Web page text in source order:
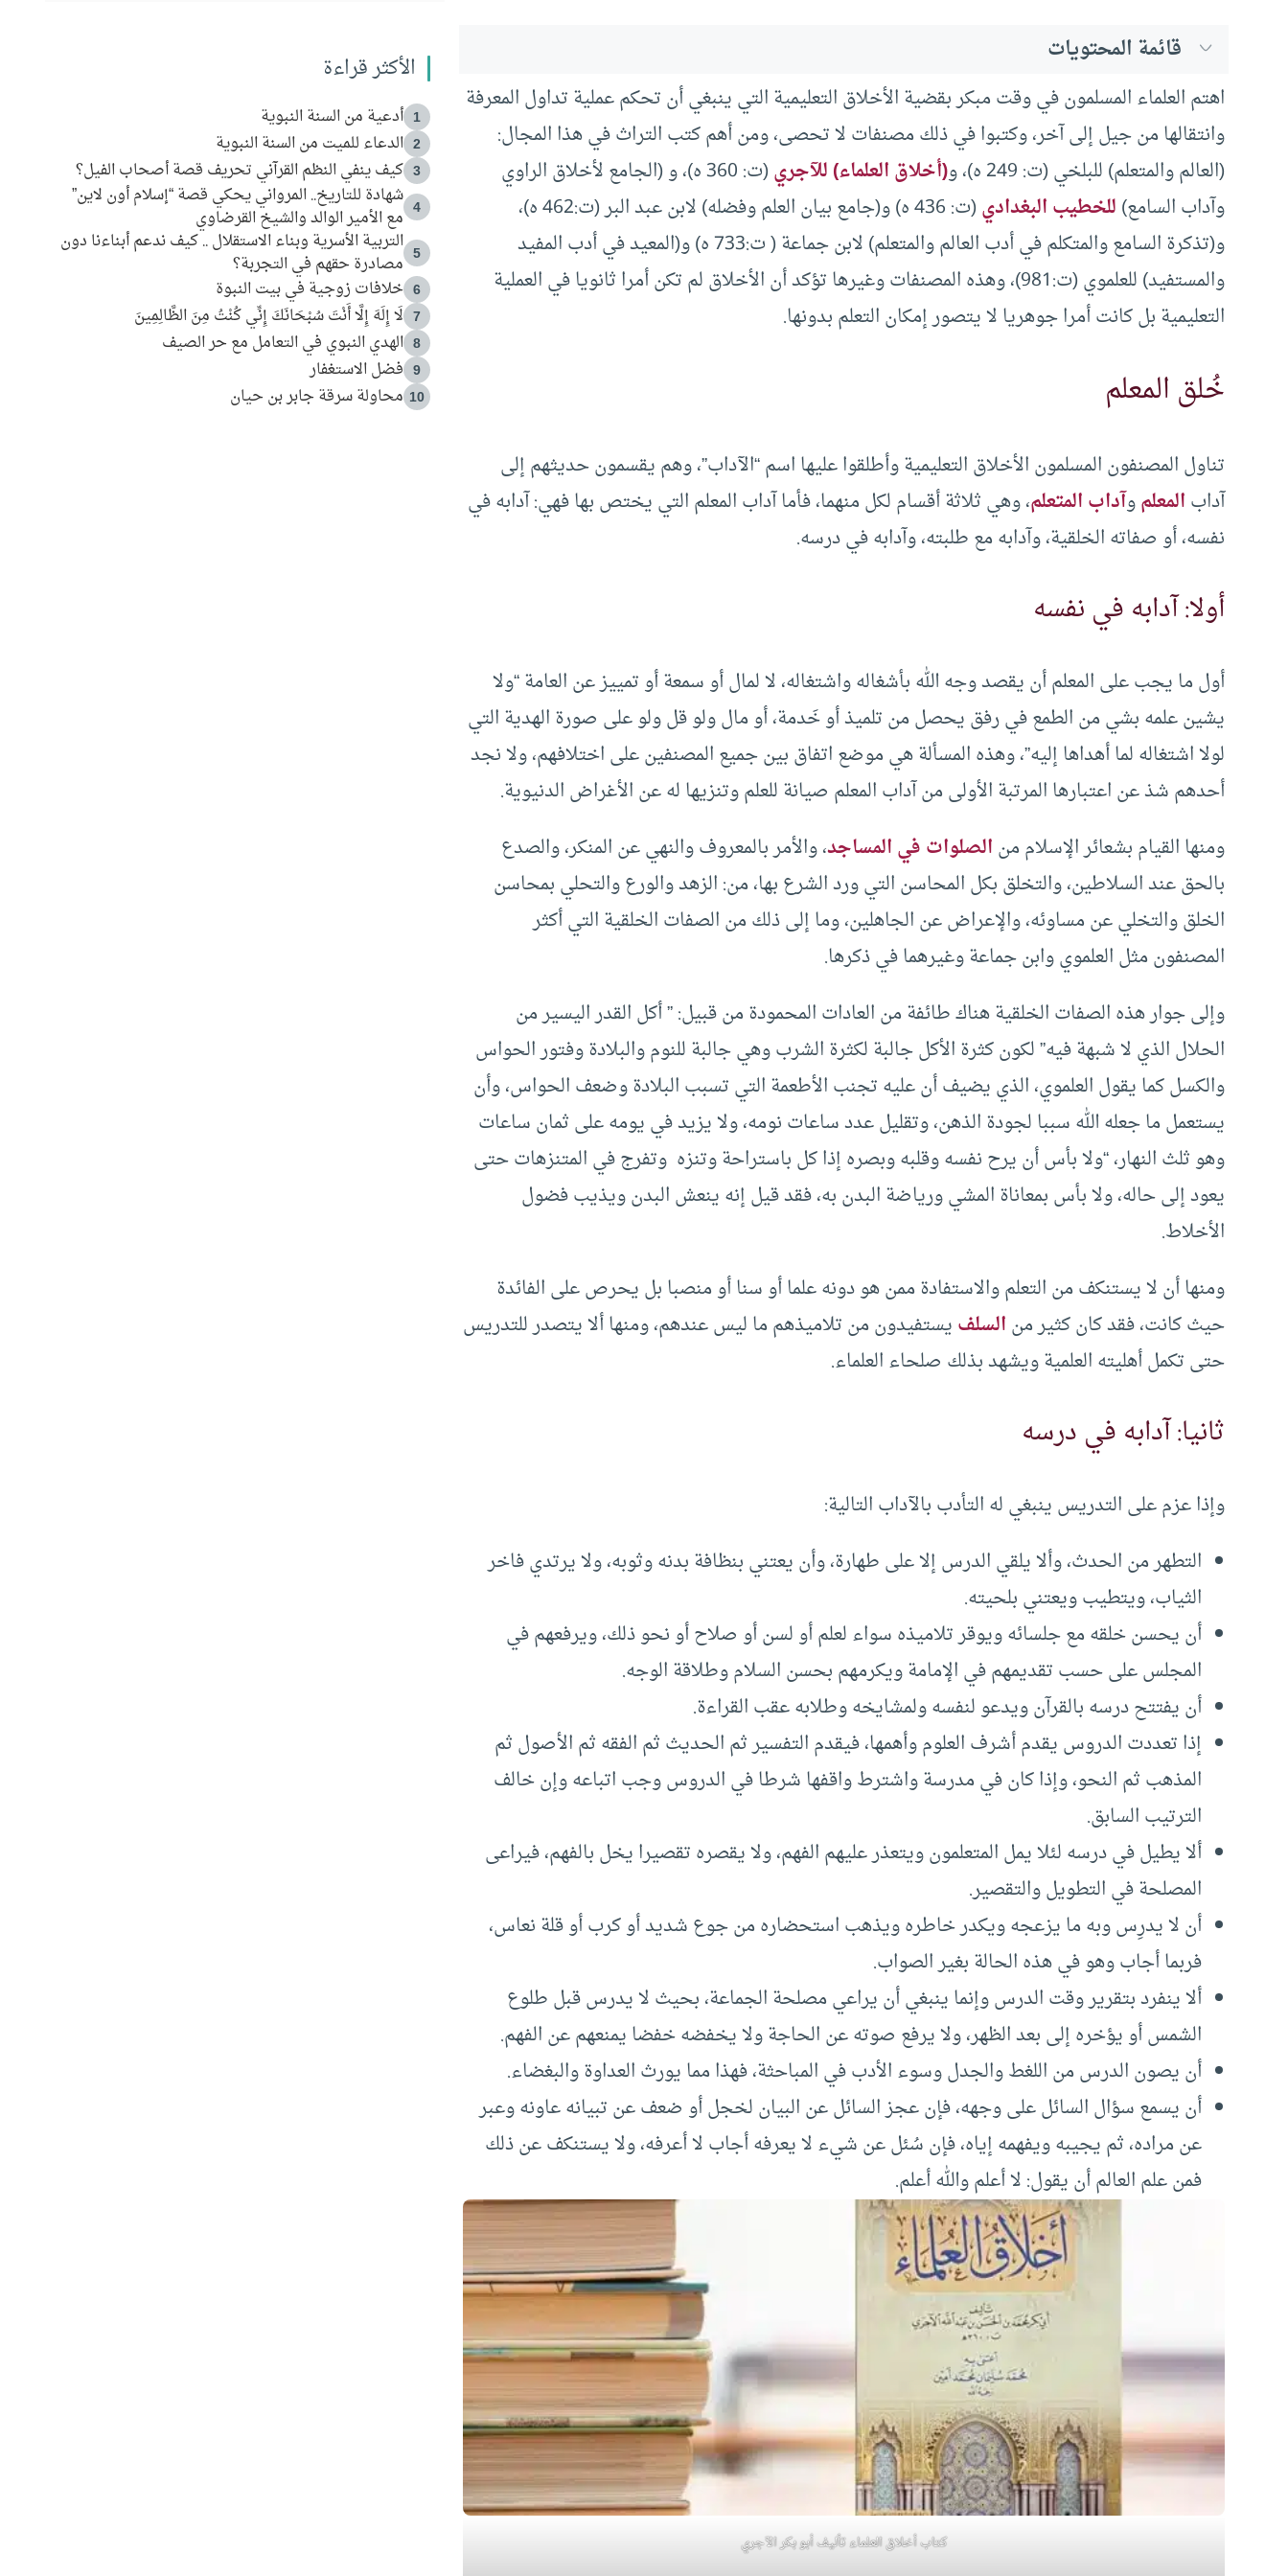
قائمة المحتويات
اهتم العلماء المسلمون في وقت مبكر بقضية الأخلاق التعليمية التي ينبغي أن تحكم عملية تداول المعرفة
وانتقالها من جيل إلى آخر، وكتبوا في ذلك مصنفات لا تحصى، ومن أهم كتب التراث في هذا المجال:
(العالم والمتعلم) للبلخي (ت: 249 ه)، و
(أخلاق العلماء) للآجري
(ت: 360 ه)، و (الجامع لأخلاق الراوي
وآداب السامع)للخطيب البغدادي
(ت: 436 ه) و(جامع بيان العلم وفضله) لابن عبد البر (ت:462 ه)،
و(تذكرة السامع والمتكلم في أدب العالم والمتعلم) لابن جماعة ( ت:733 ه) و(المعيد في أدب المفيد
والمستفيد) للعلموي (ت:981)، وهذه المصنفات وغيرها تؤكد أن الأخلاق لم تكن أمرا ثانويا في العملية
التعليمية بل كانت أمرا جوهريا لا يتصور إمكان التعلم بدونها.
خُلق المعلم
تناول المصنفون المسلمون الأخلاق التعليمية وأطلقوا عليها اسم “الآداب”، وهم يقسمون حديثهم إلى
آدابالمعلموآداب المتعلم، وهي ثلاثة أقسام لكل منهما، فأما آداب المعلم التي يختص بها فهي: آدابه في
نفسه، أو صفاته الخلقية، وآدابه مع طلبته، وآدابه في درسه.
أولا: آدابه في نفسه
أول ما يجب على المعلم أن يقصد وجه الله بأشغاله واشتغاله، لا لمال أو سمعة أو تمييز عن العامة “ولا
يشين علمه بشي من الطمع في رفق يحصل من تلميذ أو خَدمة، أو مال ولو قل ولو على صورة الهدية التي
لولا اشتغاله لما أهداها إليه”، وهذه المسألة هي موضع اتفاق بين جميع المصنفين على اختلافهم، ولا نجد
أحدهم شذ عن اعتبارها المرتبة الأولى من آداب المعلم صيانة للعلم وتنزيها له عن الأغراض الدنيوية.
ومنها القيام بشعائر الإسلام منالصلوات في المساجد، والأمر بالمعروف والنهي عن المنكر، والصدع
بالحق عند السلاطين، والتخلق بكل المحاسن التي ورد الشرع بها، من: الزهد والورع والتحلي بمحاسن
الخلق والتخلي عن مساوئه، والإعراض عن الجاهلين، وما إلى ذلك من الصفات الخلقية التي أكثر
المصنفون مثل العلموي وابن جماعة وغيرهما في ذكرها.
وإلى جوار هذه الصفات الخلقية هناك طائفة من العادات المحمودة من قبيل: ” أكل القدر اليسير من
الحلال الذي لا شبهة فيه” لكون كثرة الأكل جالبة لكثرة الشرب وهي جالبة للنوم والبلادة وفتور الحواس
والكسل كما يقول العلموي، الذي يضيف أن عليه تجنب الأطعمة التي تسبب البلادة وضعف الحواس، وأن
يستعمل ما جعله الله سببا لجودة الذهن، وتقليل عدد ساعات نومه، ولا يزيد في يومه على ثمان ساعات
وهو ثلث النهار، “ولا بأس أن يرح نفسه وقلبه وبصره إذا كل باستراحة وتنزه وتفرج في المتنزهات حتى
يعود إلى حاله، ولا بأس بمعاناة المشي ورياضة البدن به، فقد قيل إنه ينعش البدن ويذيب فضول
الأخلاط.
ومنها أن لا يستنكف من التعلم والاستفادة ممن هو دونه علما أو سنا أو منصبا بل يحرص على الفائدة
حيث كانت، فقد كان كثير منالسلفيستفيدون من تلاميذهم ما ليس عندهم، ومنها ألا يتصدر للتدريس
حتى تكمل أهليته العلمية ويشهد بذلك صلحاء العلماء.
ثانيا: آدابه في درسه
وإذا عزم على التدريس ينبغي له التأدب بالآداب التالية:
التطهر من الحدث، وألا يلقي الدرس إلا على طهارة، وأن يعتني بنظافة بدنه وثوبه، ولا يرتدي فاخر
الثياب، ويتطيب ويعتني بلحيته.
أن يحسن خلقه مع جلسائه ويوقر تلاميذه سواء لعلم أو لسن أو صلاح أو نحو ذلك، ويرفعهم في
المجلس على حسب تقديمهم في الإمامة ويكرمهم بحسن السلام وطلاقة الوجه.
أن يفتتح درسه بالقرآن ويدعو لنفسه ولمشايخه وطلابه عقب القراءة.
إذا تعددت الدروس يقدم أشرف العلوم وأهمها، فيقدم التفسير ثم الحديث ثم الفقه ثم الأصول ثم
المذهب ثم النحو، وإذا كان في مدرسة واشترط واقفها شرطا في الدروس وجب اتباعه وإن خالف
الترتيب السابق.
ألا يطيل في درسه لئلا يمل المتعلمون ويتعذر عليهم الفهم، ولا يقصره تقصيرا يخل بالفهم، فيراعى
المصلحة في التطويل والتقصير.
أن لا يدرِس وبه ما يزعجه ويكدر خاطره ويذهب استحضاره من جوع شديد أو كرب أو قلة نعاس،
فربما أجاب وهو في هذه الحالة بغير الصواب.
ألا ينفرد بتقرير وقت الدرس وإنما ينبغي أن يراعي مصلحة الجماعة، بحيث لا يدرس قبل طلوع
الشمس أو يؤخره إلى بعد الظهر، ولا يرفع صوته عن الحاجة ولا يخفضه خفضا يمنعهم عن الفهم.
أن يصون الدرس من اللغط والجدل وسوء الأدب في المباحثة، فهذا مما يورث العداوة والبغضاء.
أن يسمع سؤال السائل على وجهه، فإن عجز السائل عن البيان لخجل أو ضعف عن تبيانه عاونه وعبر
عن مراده، ثم يجيبه ويفهمه إياه، فإن سُئل عن شيء لا يعرفه أجاب لا أعرفه، ولا يستنكف عن ذلك
فمن علم العالم أن يقول: لا أعلم والله أعلم.
كتاب أخلاق العلماء تأليف أبو بكر الآجري
الأكثر قراءة
1 أدعية من السنة النبوية
2 الدعاء للميت من السنة النبوية
3 كيف ينفي النظم القرآني تحريف قصة أصحاب الفيل؟
4
شهادة للتاريخ.. المرواني يحكي قصة “إسلام أون لاين”
مع الأمير الوالد والشيخ القرضاوي
5
التربية الأسرية وبناء الاستقلال .. كيف ندعم أبناءنا دون
مصادرة حقهم في التجربة؟
6 خلافات زوجية في بيت النبوة
7 لَا إِلَهَ إِلَّا أَنْتَ سُبْحَانَكَ إِنِّي كُنْتُ مِنَ الظَّالِمِينَ
8 الهدي النبوي في التعامل مع حر الصيف
9 فضل الاستغفار
10 محاولة سرقة جابر بن حيان